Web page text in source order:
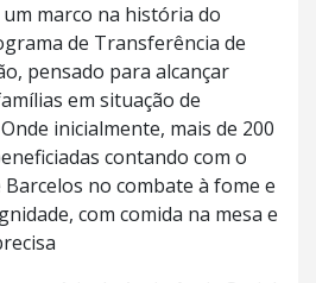
marco na história do
de Transferência de
pensado para alcançar
em situação de
inicialmente, mais de 200
contando com o
no combate à fome e
com comida na mesa e